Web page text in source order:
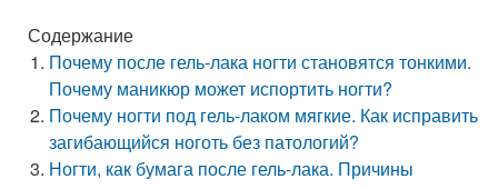
Содержание
Почему после гель-лака ногти становятся тонкими.
Почему маникюр может испортить ногти?
Почему ногти под гель-лаком мягкие. Как исправить
загибающийся ноготь без патологий?
Ногти, как бумага после гель-лака. Причины